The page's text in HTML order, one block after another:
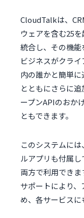
CloudTalkは、
ウェアを含む25
統合し、その機
ビジネスがクラ
内の誰かと簡単
とともにさらに
ープンAPIのおか
ともできます。
このシステムに
ルアプリも付属
両方で利用でき
サポートにより
め、各サービスに